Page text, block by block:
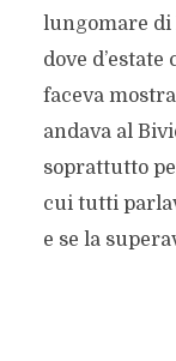
lungomare
dove
faceva
andava al
soprattutto
cui tutti
e se la